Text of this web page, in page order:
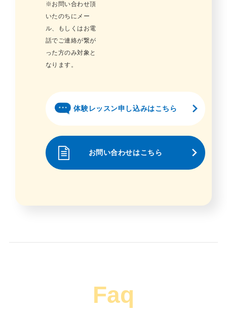
※お問い合わせ頂
いたのちにメー
ル、もしくはお電
話でご連絡が繋が
った方のみ対象と
なります。
体験レッスン申し込みはこちら
お問い合わせはこちら
Faq